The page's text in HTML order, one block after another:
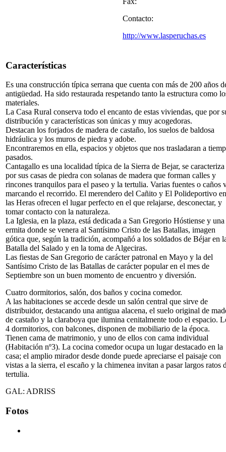
Contacto:
http://www.lasperuchas.es
Características
Es una construcción típica serrana que cuenta con más de 200 años
antigüedad. Ha sido restaurada respetando tanto la estructura como
materiales.
La Casa Rural conserva todo el encanto de estas viviendas, que por
distribución y características son únicas y muy acogedoras.
Destacan los forjados de madera de castaño, los suelos de baldosa
hidráulica y los muros de piedra y adobe.
Encontraremos en ella, espacios y objetos que nos trasladaran a
pasados.
Cantagallo es una localidad típica de la Sierra de Bejar, se caracteriza
por sus casas de piedra con solanas de madera que forman calles y
rincones tranquilos para el paseo y la tertulia. Varias fuentes o caños
marcando el recorrido. El merendero del Cañito y El Polideportivo en
las Heras ofrecen el lugar perfecto en el que relajarse, desconectar, y
tomar contacto con la naturaleza.
La Iglesia, en la plaza, está dedicada a San Gregorio Hóstiense y una
ermita donde se venera al Santísimo Cristo de las Batallas, imagen
gótica que, según la tradición, acompañó a los soldados de Béjar en
Batalla del Salado y en la toma de Algeciras.
Las fiestas de San Gregorio de carácter patronal en Mayo y la del
Santísimo Cristo de las Batallas de carácter popular en el mes de
Septiembre son un buen momento de encuentro y diversión.
Cuatro dormitorios, salón, dos baños y cocina comedor.
A las habitaciones se accede desde un salón central que sirve de
distribuidor, destacando una antigua alacena, el suelo original de
de castaño y la claraboya que ilumina cenitalmente todo el espacio.
4 dormitorios, con balcones, disponen de mobiliario de la época.
Tienen cama de matrimonio, y uno de ellos con cama individual
(Habitación nº3). La cocina comedor ocupa un lugar destacado en la
casa; el amplio mirador desde donde puede apreciarse el paisaje con
vistas a la sierra, el escaño y la chimenea invitan a pasar largos ratos
tertulia.
GAL: ADRISS
Fotos